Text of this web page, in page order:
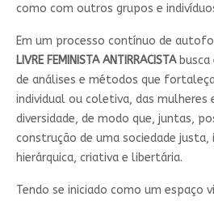
como com outros grupos e
Em um processo contínuo de
LIVRE FEMINISTA ANTIRRACISTAbusca
de análises e métodos que
individual ou coletiva, das mulheres
diversidade, de modo que, juntas,
construção de uma sociedade justa,
hierárquica, criativa e libertária.
Tendo se iniciado como um espaço